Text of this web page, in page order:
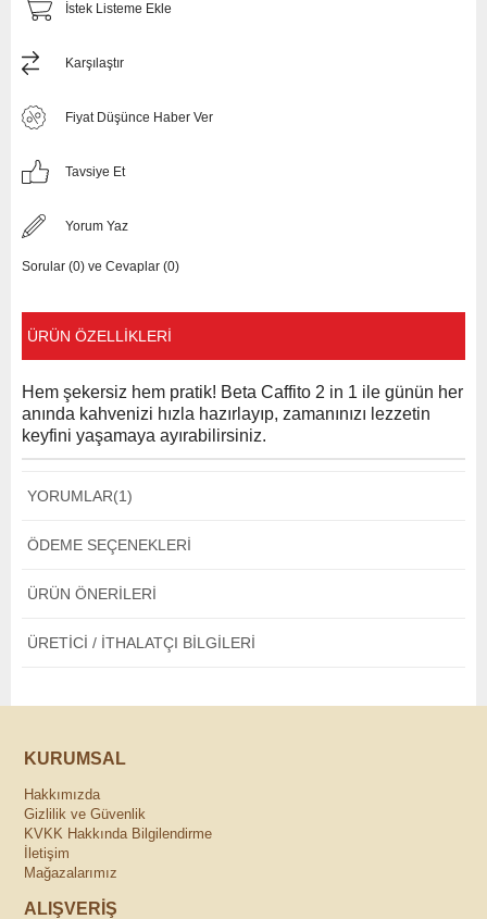
İstek Listeme Ekle
Karşılaştır
Fiyat Düşünce Haber Ver
Tavsiye Et
Yorum Yaz
Sorular (0) ve Cevaplar (0)
ÜRÜN ÖZELLIKLERI
Hem şekersiz hem pratik! Beta Caffito 2 in 1 ile günün her
anında kahvenizi hızla hazırlayıp, zamanınızı lezzetin
keyfini yaşamaya ayırabilirsiniz.
YORUMLAR(1)
ÖDEME SEÇENEKLERI
ÜRÜN ÖNERILERI
ÜRETICI / İTHALATÇI BILGILERI
KURUMSAL
Hakkımızda
Gizlilik ve Güvenlik
KVKK Hakkında Bilgilendirme
İletişim
Mağazalarımız
ALIŞVERİŞ